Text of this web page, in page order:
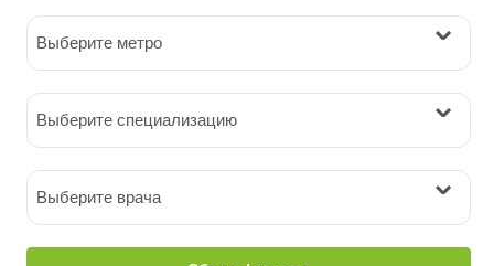
Выберите метро
Выберите специализацию
Выберите врача